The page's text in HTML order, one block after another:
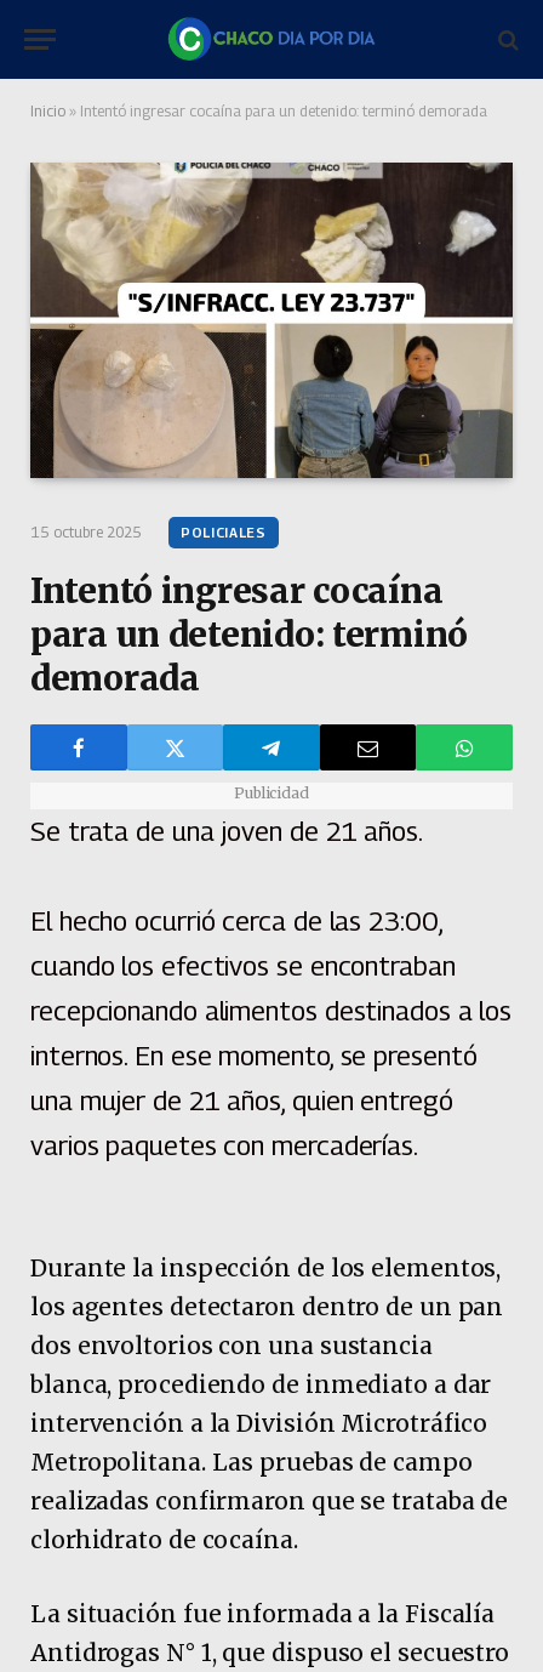
Inicio » Intentó ingresar cocaína para un detenido: terminó demorada
15 octubre 2025 POLICIALES
Intentó ingresar cocaína
para un detenido: terminó
demorada
Publicidad
Se trata de una joven de 21 años.
El hecho ocurrió cerca de las 23:00,
cuando los efectivos se encontraban
recepcionando alimentos destinados a los
internos. En ese momento, se presentó
una mujer de 21 años, quien entregó
varios paquetes con mercaderías.
Durante la inspección de los elementos,
los agentes detectaron dentro de un pan
dos envoltorios con una sustancia
blanca, procediendo de inmediato a dar
intervención a la División Microtráfico
Metropolitana. Las pruebas de campo
realizadas confirmaron que se trataba de
clorhidrato de cocaína.
La situación fue informada a la Fiscalía
Antidrogas N° 1, que dispuso el secuestro